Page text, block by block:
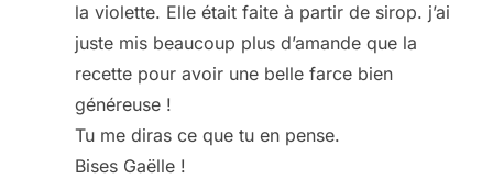
la violette. Elle était faite à partir de sirop. j’ai
juste mis beaucoup plus d’amande que la
recette pour avoir une belle farce bien
généreuse !
Tu me diras ce que tu en pense.
Bises Gaëlle !